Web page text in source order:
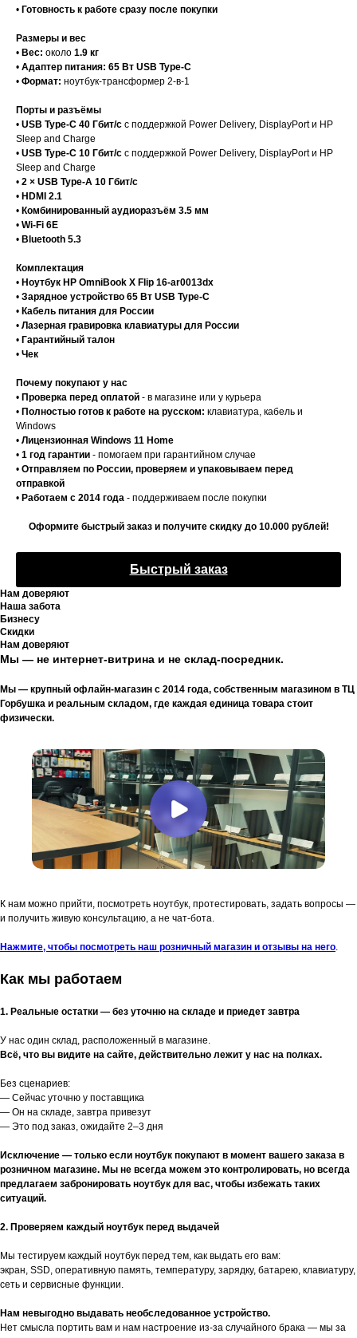
• Готовность к работе сразу после покупки
Размеры и вес
• Вес: около 1.9 кг
• Адаптер питания: 65 Вт USB Type-C
• Формат: ноутбук-трансформер 2-в-1
Порты и разъёмы
• USB Type-C 40 Гбит/с с поддержкой Power Delivery, DisplayPort и HP
Sleep and Charge
• USB Type-C 10 Гбит/с с поддержкой Power Delivery, DisplayPort и HP
Sleep and Charge
• 2 × USB Type-A 10 Гбит/с
• HDMI 2.1
• Комбинированный аудиоразъём 3.5 мм
• Wi-Fi 6E
• Bluetooth 5.3
Комплектация
• Ноутбук HP OmniBook X Flip 16-ar0013dx
• Зарядное устройство 65 Вт USB Type-C
• Кабель питания для России
• Лазерная гравировка клавиатуры для России
• Гарантийный талон
• Чек
Почему покупают у нас
• Проверка перед оплатой - в магазине или у курьера
• Полностью готов к работе на русском: клавиатура, кабель и
Windows
• Лицензионная Windows 11 Home
• 1 год гарантии - помогаем при гарантийном случае
• Отправляем по России, проверяем и упаковываем перед
отправкой
• Работаем с 2014 года - поддерживаем после покупки
Оформите быстрый заказ и получите скидку до 10.000 рублей!
Быстрый заказ
Нам доверяют
Наша забота
Бизнесу
Скидки
Нам доверяют
Мы — не интернет-витрина и не склад-посредник.
Мы — крупный офлайн-магазин с 2014 года, собственным магазином в ТЦ
Горбушка и реальным складом, где каждая единица товара стоит
физически.
К нам можно прийти, посмотреть ноутбук, протестировать, задать вопросы —
и получить живую консультацию, а не чат-бота.
Нажмите, чтобы посмотреть наш розничный магазин и отзывы на него.
Как мы работаем
1. Реальные остатки — без уточню на складе и приедет завтра
У нас один склад, расположенный в магазине.
Всё, что вы видите на сайте, действительно лежит у нас на полках.
Без сценариев:
— Сейчас уточню у поставщика
— Он на складе, завтра привезут
— Это под заказ, ожидайте 2–3 дня
Исключение — только если ноутбук покупают в момент вашего заказа в
розничном магазине. Мы не всегда можем это контролировать, но всегда
предлагаем забронировать ноутбук для вас, чтобы избежать таких
ситуаций.
2. Проверяем каждый ноутбук перед выдачей
Мы тестируем каждый ноутбук перед тем, как выдать его вам:
экран, SSD, оперативную память, температуру, зарядку, батарею, клавиатуру,
сеть и сервисные функции.
Нам невыгодно выдавать необследованное устройство.
Нет смысла портить вам и нам настроение из-за случайного брака — мы за